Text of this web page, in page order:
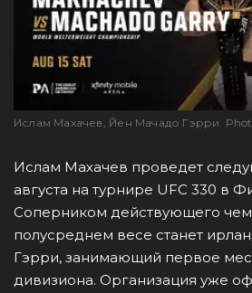
Ислам Махачев, Йен Мачадо Гэрри.
Ислам Махачев проведет
августа на турнире UFC 330 в
Соперником действующего
полусреднем весе станет
Гэрри, занимающий первое
дивизиона. Организация уже